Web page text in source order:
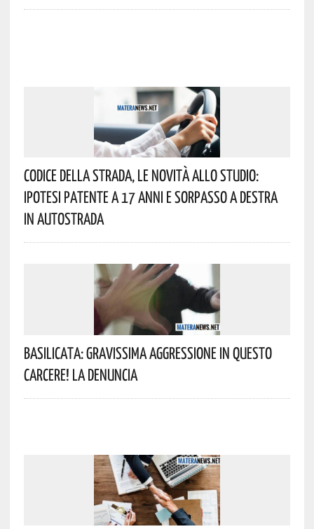
Codice Della Strada, Le Novità Allo Studio:
Ipotesi Patente A 17 Anni E Sorpasso A Destra
In Autostrada
Basilicata: Gravissima Aggressione In Questo
Carcere! La Denuncia